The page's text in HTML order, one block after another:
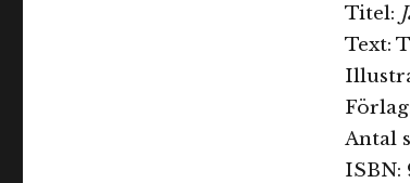
Titel:
Text:
Antal
ISBN: